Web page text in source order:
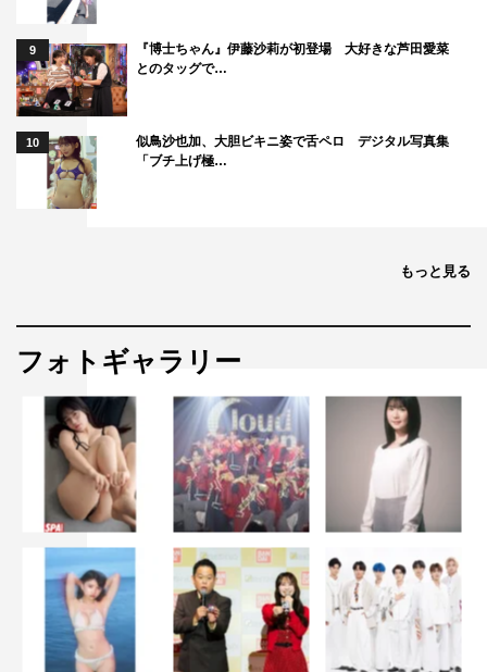
9
『博士ちゃん』伊藤沙莉が初登場 大好きな芦田愛菜
とのタッグで…
10
似鳥沙也加、大胆ビキニ姿で舌ペロ デジタル写真集
「ブチ上げ極…
もっと見る
フォトギャラリー